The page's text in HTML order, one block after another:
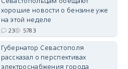
хорошие новости о бензине уже
на этой неделе
23 5783
Губернатор Севастополя
рассказал о перспективах
электроснабжения города